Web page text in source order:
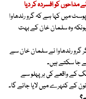
کو افسردہ کر دیا
میں کہا ہے کہ گرو رندھاوا
وہ سلمان خان کے بہت
گرو رندھاوا نے سلمان خان سے
جا سکتے ہیں۔
کے واقعے کی ہر پہلو سے
کے کٹہرے میں لایا جائے گا۔